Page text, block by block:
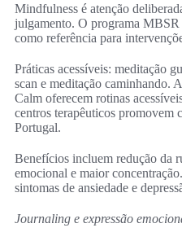
Mindfulness é atenção
julgamento. O programa
como referência para
Práticas acessíveis: meditação
scan e meditação caminhando.
Calm oferecem rotinas
centros terapêuticos promovem
Portugal.
Benefícios incluem redução da
emocional e maior
sintomas de ansiedade e
Journaling e expressão